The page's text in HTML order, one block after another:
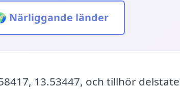
Närliggande länder
13.53447, och tillhör